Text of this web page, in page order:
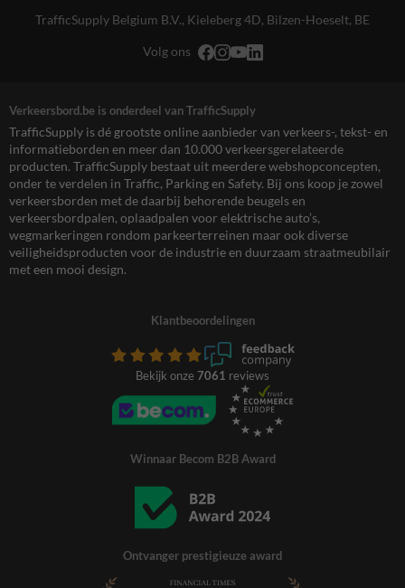
TrafficSupply Belgium B.V., Kieleberg 4D, Bilzen-Hoeselt, BE
Volg ons
Verkeersbord.be is onderdeel van TrafficSupply
TrafficSupply is dé grootste online aanbieder van verkeers-, tekst- en
informatieborden en meer dan 10.000 verkeersgerelateerde
producten. TrafficSupply bestaat uit meerdere webshopconcepten,
onder te verdelen in Traffic, Parking en Safety. Bij ons koop je zowel
verkeersborden met de daarbij behorende beugels en
verkeersbordpalen, oplaadpalen voor elektrische auto’s,
wegmarkeringen rondom parkeerterreinen maar ook diverse
veiligheidsproducten voor de industrie en duurzaam straatmeubilair
met een mooi design.
Klantbeoordelingen
Bekijk onze 7061 reviews
Winnaar Becom B2B Award
Ontvanger prestigieuze award